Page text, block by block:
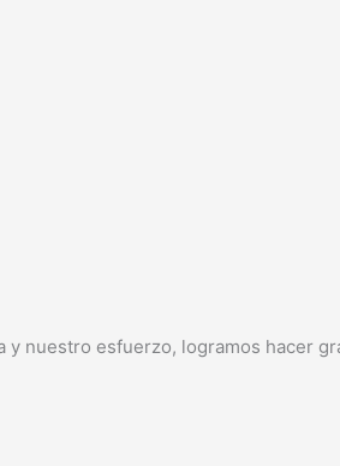
y nuestro esfuerzo, logramos hacer